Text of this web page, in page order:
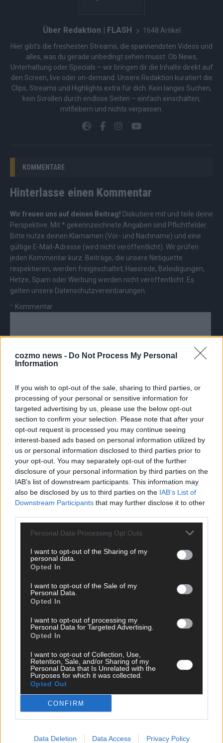
cozmo news - Do Not Process My Personal
Information
If you wish to opt-out of the sale, sharing to third parties, or
processing of your personal or sensitive information for
targeted advertising by us, please use the below opt-out
section to confirm your selection. Please note that after your
opt-out request is processed you may continue seeing
interest-based ads based on personal information utilized by
us or personal information disclosed to third parties prior to
your opt-out. You may separately opt-out of the further
disclosure of your personal information by third parties on the
IAB’s list of downstream participants. This information may
also be disclosed by us to third parties on the IAB’s List of
Downstream Participants that may further disclose it to other
Personal Data Processing Opt Outs
I want to opt-out of the Sharing of my
personal data.
Opted In
I want to opt-out of the Sale of my
Personal Data.
Opted In
I want to opt-out of processing my
Personal Data for Targeted Advertising.
Opted In
I want to opt-out of Collection, Use,
Retention, Sale, and/or Sharing of my
Personal Data that Is Unrelated with the
Purposes for which it was collected.
Opted Out
CONFIRM
Data Deletion Data Access Privacy Policy
Über Redaktion | FLASH 1648 Artikel
Hier gibt’s die freshesten Streams, die spannendsten Videos und
alles, was du gerade unbedingt sehen musst. Ob News,
Unterhaltung oder Specials – wir bringen dir die Inhalte direkt auf
den Screen, live oder on-demand. Unsere Redaktion kuratiert die
Clips, Streams und Highlights extra für dich. Kein langes Suchen,
kein Scrollen durch endlose Seiten – einfach einschalten,
mitfiebern und nichts verpassen.
KOMMENTARE
Hinterlasse einen Kommentar
Wir freuen uns auf deinen Beitrag! Diskutiere mit und teile deine
Perspektive. Mit * gekennzeichnete Angaben sind Pflichtfelder.
Bitte nutze deinen Klarnamen (Vor- und Nachname) und eine
gültige E-Mail-Adresse (wird nicht veröffentlicht). Wir prüfen
jeden Kommentar kurz. Beiträge, die unsere Netiquette
respektieren, werden freigeschaltet; Hassrede, Beleidigungen,
Hetze, Spam oder Werbung werden nicht veröffentlicht. Es
gelten unsere Datenschutzvereinbarungen
* Kommentar
E-Mail
AD
FOLGE UNS BEI FACEBOOK
MEDIATHEK
von Robert Knight